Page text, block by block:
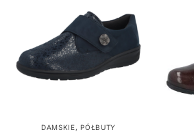
DAMSKIE,PÓŁBUTY